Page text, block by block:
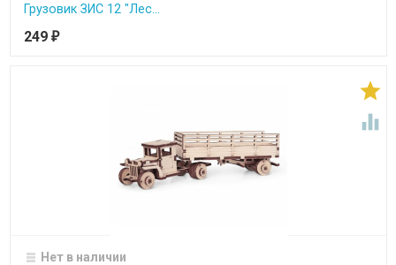
Грузовик ЗИС 12 "Лес...
249 ₽


Нет в наличии